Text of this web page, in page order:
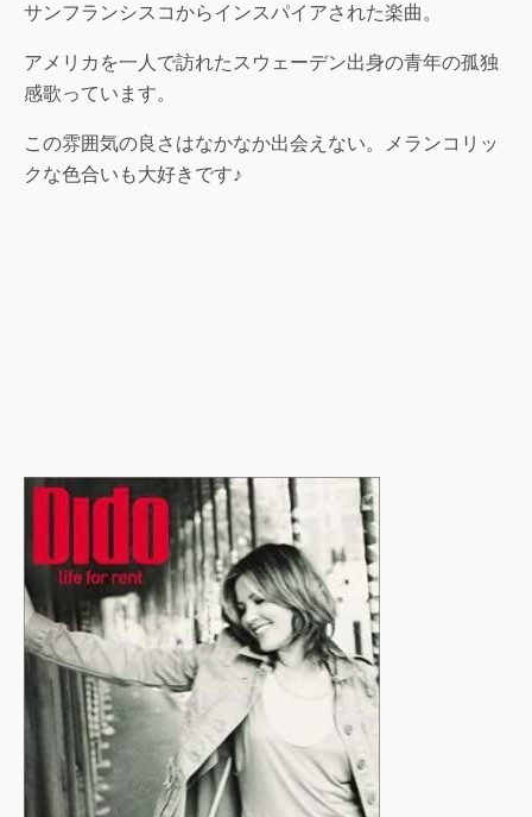
サンフランシスコからインスパイアされた楽曲。
アメリカを一人で訪れたスウェーデン出身の青年の孤独
感歌っています。
この雰囲気の良さはなかなか出会えない。メランコリッ
クな色合いも大好きです♪